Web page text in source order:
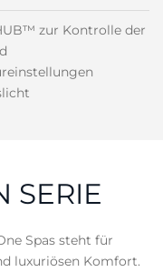
zur Kontrolle der
SERIE
Spas steht für
luxuriösen Komfort.